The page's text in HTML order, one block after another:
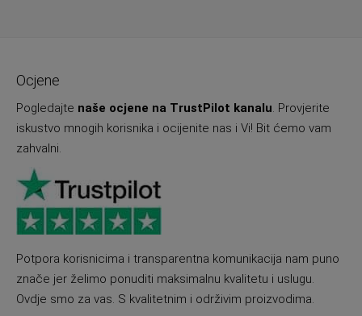
Ocjene
Pogledajte naše ocjene na TrustPilot kanalu. Provjerite
iskustvo mnogih korisnika i ocijenite nas i Vi! Bit ćemo vam
zahvalni.
Potpora korisnicima i transparentna komunikacija nam puno
znače jer želimo ponuditi maksimalnu kvalitetu i uslugu.
Ovdje smo za vas. S kvalitetnim i održivim proizvodima.